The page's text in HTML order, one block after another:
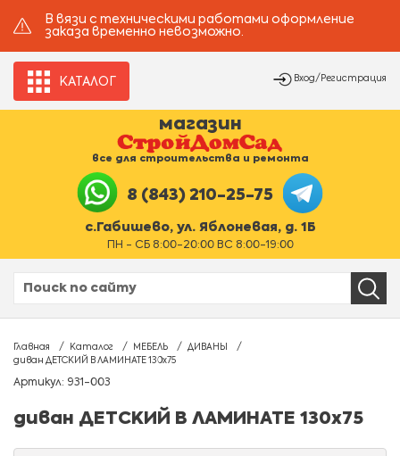
В вязи с техническими работами оформление
заказа временно невозможно.
КАТАЛОГ Вход/Регистрация
магазин
все для строительства и ремонта
8 (843) 210-25-75
с.Габишево, ул. Яблоневая, д. 1Б
ПН - СБ 8:00-20:00 ВС 8:00-19:00
Главная Каталог МЕБЕЛЬ
ДИВАНЫ
диван ДЕТСКИЙ В ЛАМИНАТЕ 130х75
Артикул: 931-003
диван ДЕТСКИЙ В ЛАМИНАТЕ 130х75